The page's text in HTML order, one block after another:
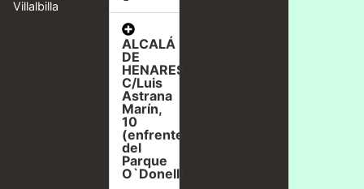
Villalbilla
ALCALÁ
DE
HENARES,
C/Luis
Astrana
Marín,
10
(enfrente
del
Parque
O`Donell)